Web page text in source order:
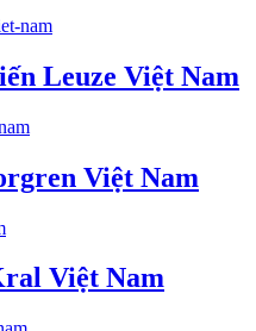
Leuze Việt Nam
Việt Nam
Việt Nam